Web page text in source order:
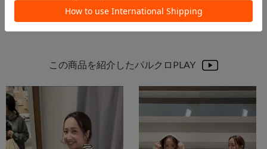
この商品を紹介したパルクロPLAY